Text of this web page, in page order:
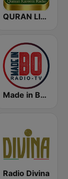
QURAN LIVE RADIO
Made in BO Radio TV
Radio Divina